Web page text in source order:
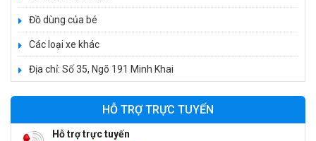
Đồ dùng của bé
Các loại xe khác
Địa chỉ: Số 35, Ngõ 191 Minh Khai
HỖ TRỢ TRỰC TUYẾN
Hỗ trợ trực tuyến
Xe máy điện trẻ em T118
950.000 ₫
1.250.000 ₫